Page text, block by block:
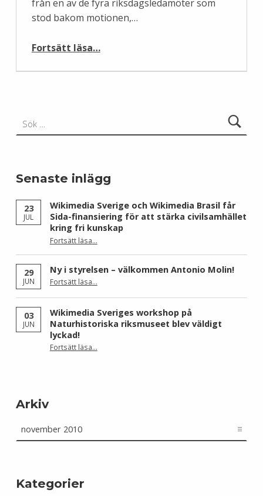
från en av de fyra riksdagsledamöter som
stod bakom motionen,…
Fortsätt läsa“Vad händer nu med riksdagsmotionen som plagierar Wikipedia?”
…
Senaste inlägg
23
JUL
Wikimedia Sverige och Wikimedia Brasil får
Sida-finansiering för att stärka civilsamhället
kring fri kunskap
Fortsätt läsa“Wikimedia Sverige och Wikimedia Brasil får Sida-finansiering för att stärka civilsamhället kring fri kunskap”
…
29
JUN
Ny i styrelsen – välkommen Antonio Molin!
Fortsätt läsa“Ny i styrelsen – välkommen Antonio Molin!”
…
03
JUN
Wikimedia Sveriges workshop på
Naturhistoriska riksmuseet blev väldigt
lyckad!
Fortsätt läsa“Wikimedia Sveriges workshop på Naturhistoriska riksmuseet blev väldigt lyckad!”
…
Arkiv
Kategorier